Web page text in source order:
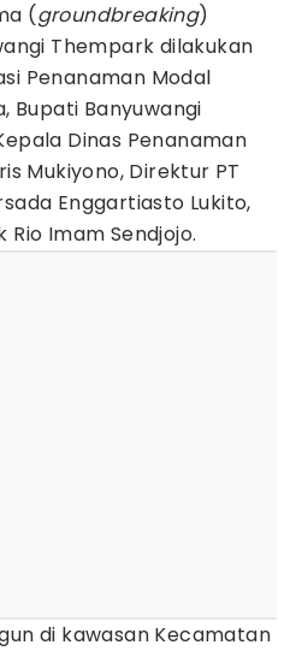
(groundbreaking)
Thempark dilakukan
Penanaman Modal
Bupati Banyuwangi
Dinas Penanaman
Mukiyono, Direktur PT
Enggartiasto Lukito,
Imam Sendjojo.
di kawasan Kecamatan